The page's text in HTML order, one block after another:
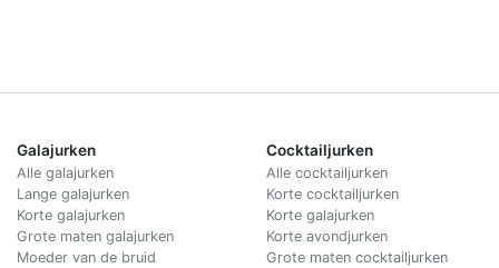
Galajurken
Alle galajurken
Lange galajurken
Korte galajurken
Grote maten galajurken
Moeder van de bruid
Cocktailjurken
Alle cocktailjurken
Korte cocktailjurken
Korte galajurken
Korte avondjurken
Grote maten cocktailjurken